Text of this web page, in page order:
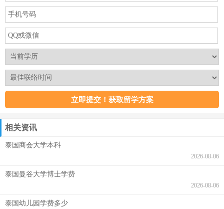
相关资讯
泰国商会大学本科
2026-08-06
泰国曼谷大学博士学费
2026-08-06
泰国幼儿园学费多少